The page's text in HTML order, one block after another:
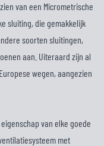
van een Micrometrische
sluiting, die gemakkelijk
soorten sluitingen,
aan. Uiteraard zijn al
wegen, aangezien
van elke goede
met